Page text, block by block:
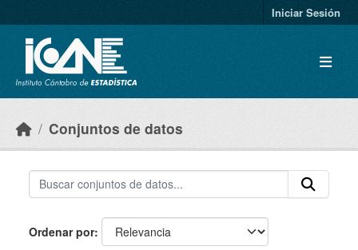
Iniciar Sesión
Conjuntos de datos
Ordenar por